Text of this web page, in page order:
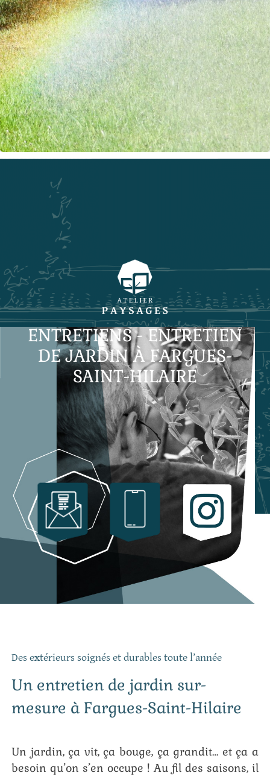
ENTRETIENS - ENTRETIEN
DE JARDIN À FARGUES-
SAINT-HILAIRE
Des extérieurs soignés et durables toute l’année
Un entretien de jardin sur-
mesure à Fargues-Saint-Hilaire
Un jardin, ça vit, ça bouge, ça grandit… et ça a
besoin qu’on s’en occupe ! Au fil des saisons, il